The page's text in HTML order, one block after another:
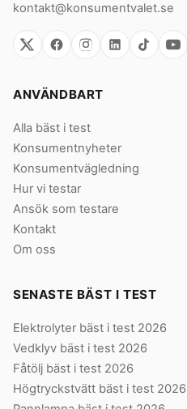
kontakt@konsumentvalet.se
ANVÄNDBART
Alla bäst i test
Konsumentnyheter
Konsumentvägledning
Hur vi testar
Ansök som testare
Kontakt
Om oss
SENASTE BÄST I TEST
Elektrolyter bäst i test 2026
Vedklyv bäst i test 2026
Fåtölj bäst i test 2026
Högtryckstvätt bäst i test 2026